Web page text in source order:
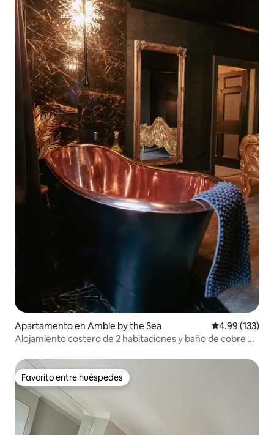
Apartamento en Amble by the Sea Calificación
4.99 (133)
Alojamiento costero de 2 habitaciones y baño de cobre en
Favorito entre huéspedes
Favorito entre huéspedes